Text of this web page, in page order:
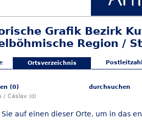
Grafik Bezirk
Region /
Ortsverzeichnis
(0) durchsuchen
/ Čáslav (0)
Sie auf einen dieser Orte, um in das